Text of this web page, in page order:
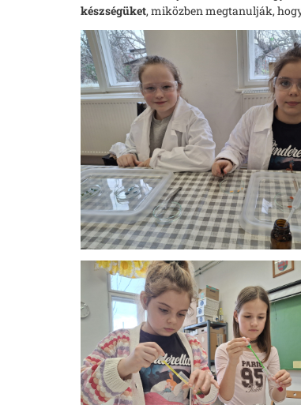
készségüket, miközben megtanulják,